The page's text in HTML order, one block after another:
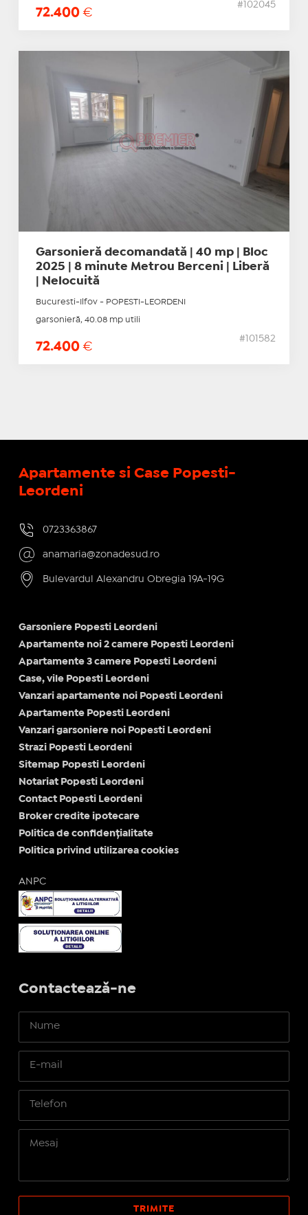
72.400 €
#102045
Garsonieră decomandată | 40 mp | Bloc
2025 | 8 minute Metrou Berceni | Liberă
| Nelocuită
Bucuresti-Ilfov - POPESTI-LEORDENI
garsonieră, 40.08 mp utili
72.400 €
#101582
Apartamente si Case Popesti-
Leordeni
0723363867
anamaria@zonadesud.ro
Bulevardul Alexandru Obregia 19A-19G
Garsoniere Popesti Leordeni
Apartamente noi 2 camere Popesti Leordeni
Apartamente 3 camere Popesti Leordeni
Case, vile Popesti Leordeni
Vanzari apartamente noi Popesti Leordeni
Apartamente Popesti Leordeni
Vanzari garsoniere noi Popesti Leordeni
Strazi Popesti Leordeni
Sitemap Popesti Leordeni
Notariat Popesti Leordeni
Contact Popesti Leordeni
Broker credite ipotecare
Politica de confidențialitate
Politica privind utilizarea cookies
ANPC
Contactează-ne